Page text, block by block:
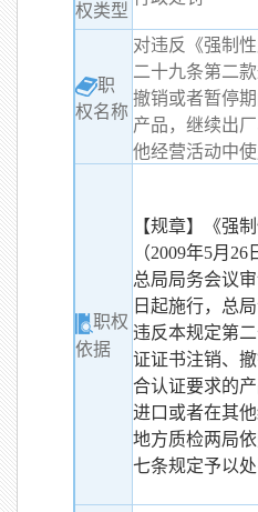
权类型
职
权名称
对违反《强制
二十九条第二
撤销或者暂停
产品，继续出
他经营活动中
职权
依据
【规章】《强
（2009年5月
总局局务会议
日起施行，总
违反本规定第
证证书注销、
合认证要求的
进口或者在其
地方质检两局
七条规定予以处